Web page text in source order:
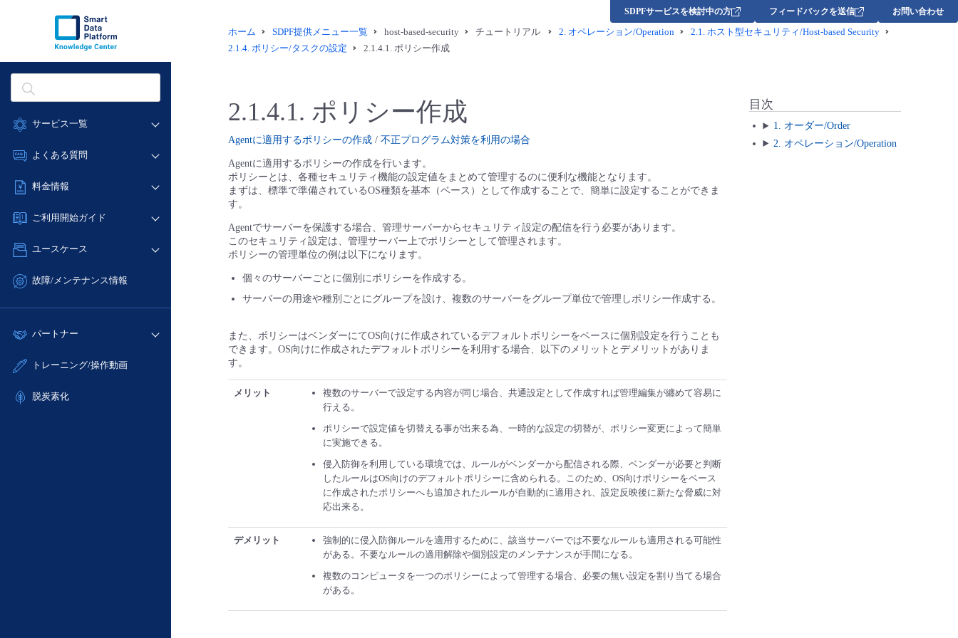
サービス一覧
データ利活用
ネットワーク
IoT
サポート
管理機能
よくある質問
データ利活用
ネットワーク
IoT
サポート
管理機能
すべてのメニューを見る
料金情報
料金シミュレーター
クラウド/サーバー
ネットワーク
サポート
すべてのメニューを見る
ご利用開始ガイド
■ 管理機能
- 初期設定・確認
- ユーザー機能の管理
- APIリファレンス
ユースケース
- バックアップ
- IoT
- ITインフラストラクチャー
故障/メンテナンス情報
サービス稼働状況
故障/メンテナンス履歴
定期メンテナンス
パートナー
販売パートナー向けプログラム
トレーニング/操作動画
脱炭素化
SDPFサービスを検討中の方 フィードバックを送信 お問い合わせ
ホーム SDPF提供メニュー一覧 host-based-security チュートリアル 2. オペレーション/Operation 2.1. ホスト型セキュリティ/Host-based Security
2.1.4. ポリシー/タスクの設定 2.1.4.1. ポリシー作成
2.1.4.1. ポリシー作成
Agentに適用するポリシーの作成 / 不正プログラム対策を利用の場合
Agentに適用するポリシーの作成を行います。
ポリシーとは、各種セキュリティ機能の設定値をまとめて管理するのに便利な機能となります。
まずは、標準で準備されているOS種類を基本（ベース）として作成することで、簡単に設定することができま
す。
Agentでサーバーを保護する場合、管理サーバーからセキュリティ設定の配信を行う必要があります。
このセキュリティ設定は、管理サーバー上でポリシーとして管理されます。
ポリシーの管理単位の例は以下になります。
個々のサーバーごとに個別にポリシーを作成する。
サーバーの用途や種別ごとにグループを設け、複数のサーバーをグループ単位で管理しポリシー作成する。
また、ポリシーはベンダーにてOS向けに作成されているデフォルトポリシーをベースに個別設定を行うことも
できます。OS向けに作成されたデフォルトポリシーを利用する場合、以下のメリットとデメリットがありま
す。
メリット
複数のサーバーで設定する内容が同じ場合、共通設定として作成すれば管理編集が纏めて容易に
行える。
ポリシーで設定値を切替える事が出来る為、一時的な設定の切替が、ポリシー変更によって簡単
に実施できる。
侵入防御を利用している環境では、ルールがベンダーから配信される際、ベンダーが必要と判断
したルールはOS向けのデフォルトポリシーに含められる。このため、OS向けポリシーをベース
に作成されたポリシーへも追加されたルールが自動的に適用され、設定反映後に新たな脅威に対
応出来る。
デメリット
強制的に侵入防御ルールを適用するために、該当サーバーでは不要なルールも適用される可能性
がある。不要なルールの適用解除や個別設定のメンテナンスが手間になる。
複数のコンピュータを一つのポリシーによって管理する場合、必要の無い設定を割り当てる場合
がある。
目次
1. オーダー/Order
2. オペレーション/Operation